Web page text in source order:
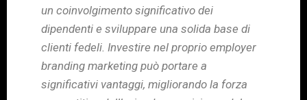
un coinvolgimento significativo dei
dipendenti e sviluppare una solida base di
clienti fedeli. Investire nel proprio employer
branding marketing può portare a
significativi vantaggi, migliorando la forza